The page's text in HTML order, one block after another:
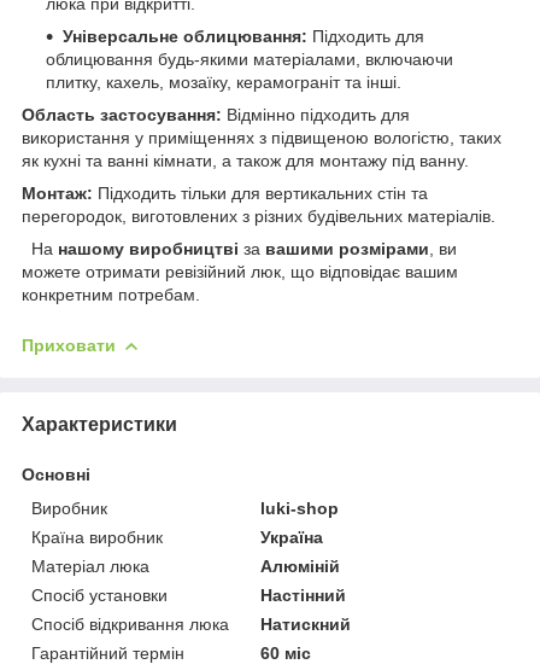
Універсальне облицювання: Підходить для
облицювання будь-якими матеріалами, включаючи
плитку, кахель, мозаїку, керамограніт та інші.
Область застосування: Відмінно підходить для
використання у приміщеннях з підвищеною вологістю, таких
як кухні та ванні кімнати, а також для монтажу під ванну.
Монтаж: Підходить тільки для вертикальних стін та
перегородок, виготовлених з різних будівельних матеріалів.
На нашому виробництві за вашими розмірами , ви
можете отримати ревізійний люк, що відповідає вашим
конкретним потребам.
Приховати
Характеристики
Основні
Виробник
luki-shop
Країна виробник
Україна
Матеріал люка
Алюміній
Спосіб установки
Настінний
Спосіб відкривання люка
Натискний
Гарантійний термін
60 міс